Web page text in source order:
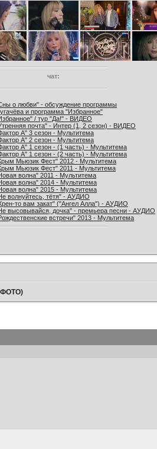
чат:
о любви" - обсуждение программы
и программа "Избранное"
/ тур "Да!" - ВИДЕО
почта" - Интер (1, 2 сезон) - ВИДЕО
А" 3 сезон - Мультитема
А" 2 сезон - Мультитема
А" 1 сезон - (1 часть) - Мультитема
А" 1 сезон - (2 часть) - Мультитема
Мьюзик Фест" 2012 - Мультитема
Мьюзик Фест" 2011 - Мультитема
волна" 2011 - Мультитема
волна" 2014 - Мультитема
волна" 2015 - Мультитема
волнуйтесь, тётя" - АУДИО
то вам закат" ("Ангел Алла") - АУДИО
высовывайся, дочка" - премьера песни - АУДИО
встречи" 2013 - Мультитема